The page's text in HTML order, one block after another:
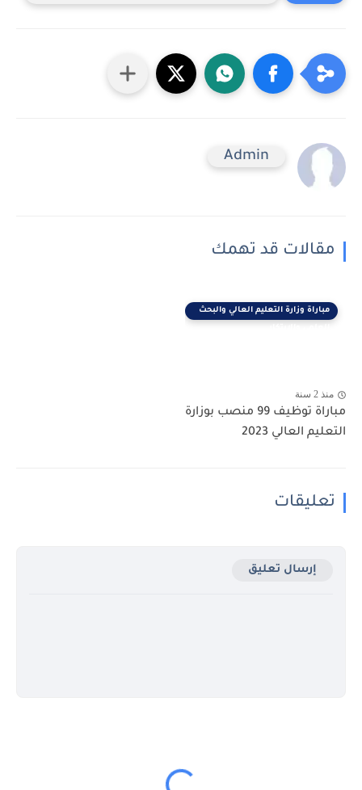
Admin
مقالات قد تهمك
مباراة وزارة التعليم العالي والبحث
منذ 2 سنة
مباراة توظيف 99 منصب بوزارة
التعليم العالي 2023
تعليقات
إرسال تعليق